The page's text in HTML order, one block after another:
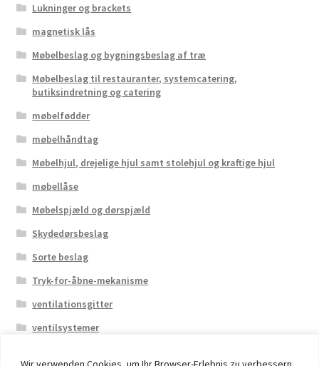
Lukninger og brackets
magnetisk lås
Møbelbeslag og bygningsbeslag af træ
Møbelbeslag til restauranter, systemcatering,
butiksindretning og catering
møbelfødder
møbelhåndtag
Møbelhjul, drejelige hjul samt stolehjul og kraftige hjul
møbellåse
Møbelspjæld og dørspjæld
Skydedørsbeslag
Sorte beslag
Tryk-for-åbne-mekanisme
ventilationsgitter
ventilsystemer